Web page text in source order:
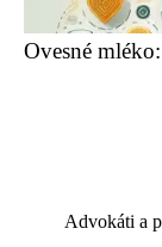
Ovesné
Advokáti a